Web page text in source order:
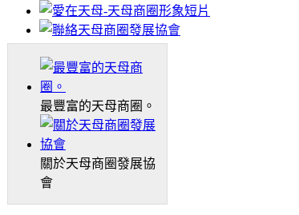
最豐富的天母商圈。
關於天母商圈發展協
會